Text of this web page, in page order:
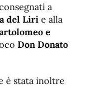
a
del Liri e alla
e
Don Donato
è stata inoltre